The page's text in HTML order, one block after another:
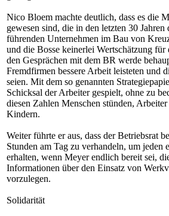
Nico Bloem machte deutlich, dass es die
gewesen sind, die in den letzten 30
führenden Unternehmen im Bau von
und die Bosse keinerlei Wertschätzung für
den Gesprächen mit dem BR werde
Fremdfirmen bessere Arbeit leisteten und
seien. Mit dem so genannten
Schicksal der Arbeiter gespielt, ohne zu
diesen Zahlen Menschen stünden,
Kindern.
Weiter führte er aus, dass der Betriebsrat
Stunden am Tag zu verhandeln, um jeden
erhalten, wenn Meyer endlich bereit sei,
Informationen über den Einsatz von
vorzulegen.
Solidarität